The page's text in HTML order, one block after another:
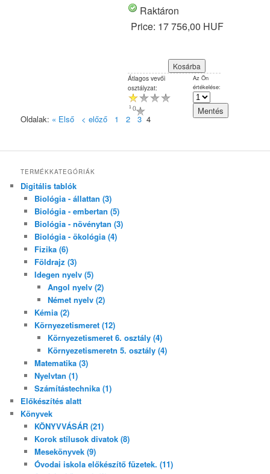
Raktáron
Price: 17 756,00 HUF
Átlagos vevői
osztályzat:
(
1 )
Az Ön
értékelése:
Oldalak: « Első < előző 1 2 3 4
TERMÉKKATEGÓRIÁK
Digitális tablók
Biológia - állattan (3)
Biológia - embertan (5)
Biológia - növénytan (3)
Biológia - ökológia (4)
Fizika (6)
Földrajz (3)
Idegen nyelv (5)
Angol nyelv (2)
Német nyelv (2)
Kémia (2)
Környezetismeret (12)
Környezetismeret 6. osztály (4)
Környezetismeretn 5. osztály (4)
Matematika (3)
Nyelvtan (1)
Számítástechnika (1)
Előkészítés alatt
Könyvek
KÖNYVVÁSÁR (21)
Korok stílusok divatok (8)
Mesekönyvek (9)
Óvodai iskola előkészítő füzetek. (11)